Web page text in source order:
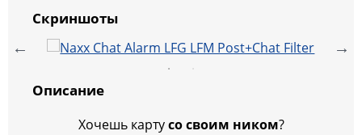
Скриншоты
Описание
Хочешь картусо своим ником?